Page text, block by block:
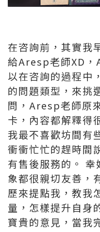
在咨詢前，其實我
給Aresp老師XD
以在咨詢的過程中
的問題類型，來挑
問，Aresp老師原
卡，內容都解釋得
我最不喜歡坊間有
衝衝忙忙的趕時間
有售後服務的。
象都很親切友善，
歷來提點我，教我
量，怎樣提升自身
寶貴的意見，當我